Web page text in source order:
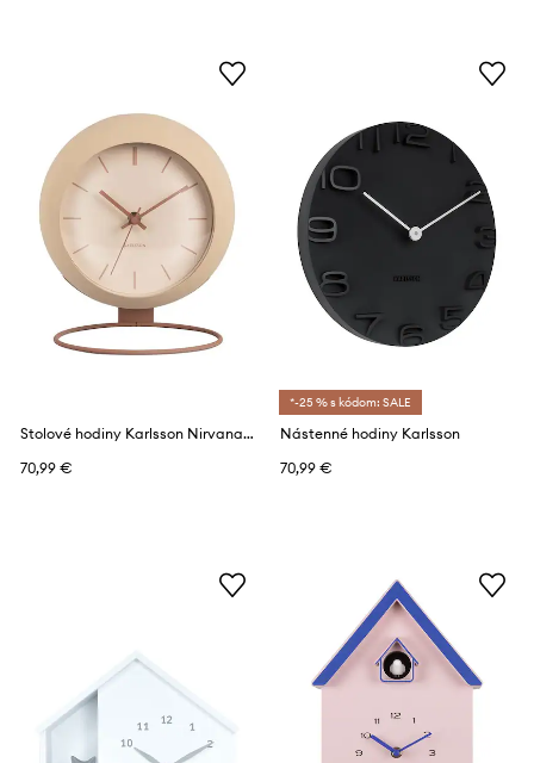
Stolové hodiny Karlsson Nirvana Globe
70,99 €
*-25 % s kódom: SALE
Nástenné hodiny Karlsson
70,99 €